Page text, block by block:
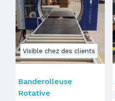
Visible chez des clients
Banderolleuse
Rotative